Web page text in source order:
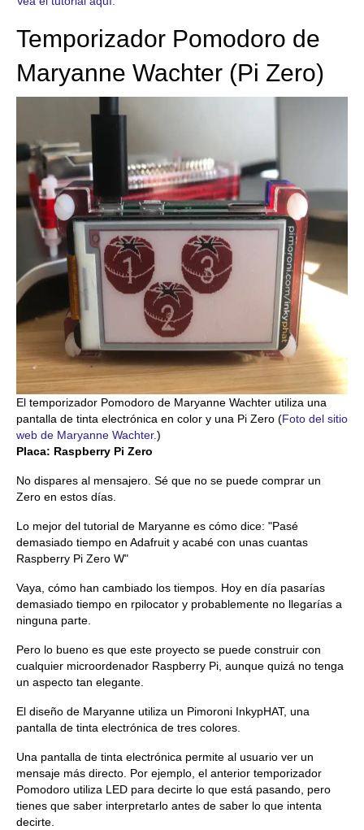
Temporizador Pomodoro de
Maryanne Wachter (Pi Zero)
El temporizador Pomodoro de Maryanne Wachter utiliza una
pantalla de tinta electrónica en color y una Pi Zero (Foto del sitio
web de Maryanne Wachter.)
Placa: Raspberry Pi Zero
No dispares al mensajero. Sé que no se puede comprar un
Zero en estos días.
Lo mejor del tutorial de Maryanne es cómo dice: "Pasé
demasiado tiempo en Adafruit y acabé con unas cuantas
Raspberry Pi Zero W"
Vaya, cómo han cambiado los tiempos. Hoy en día pasarías
demasiado tiempo en rpilocator y probablemente no llegarías a
ninguna parte.
Pero lo bueno es que este proyecto se puede construir con
cualquier microordenador Raspberry Pi, aunque quizá no tenga
un aspecto tan elegante.
El diseño de Maryanne utiliza un Pimoroni InkypHAT, una
pantalla de tinta electrónica de tres colores.
Una pantalla de tinta electrónica permite al usuario ver un
mensaje más directo. Por ejemplo, el anterior temporizador
Pomodoro utiliza LED para decirte lo que está pasando, pero
tienes que saber interpretarlo antes de saber lo que intenta
decirte.